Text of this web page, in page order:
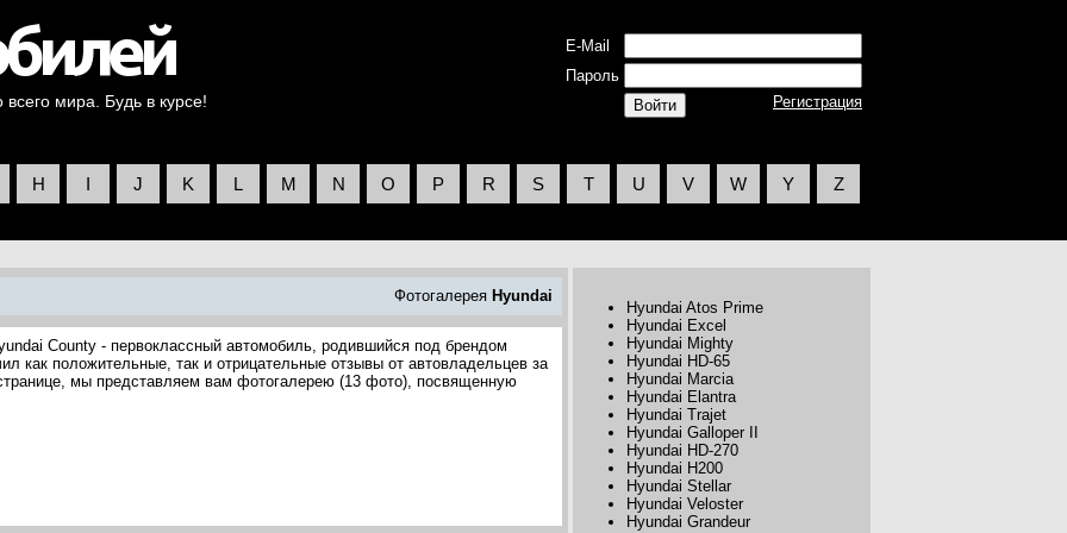
мира. Будь в курсе!
E-Mail
Пароль
Регистрация
H I J K L M N O P R S T U V W Y Z
Фотогалерея Hyundai
County - первоклассный автомобиль, родившийся под брендом
как положительные, так и отрицательные отзывы от автовладельцев за
мы представляем вам фотогалерею (13 фото), посвященную
Hyundai Atos Prime
Hyundai Excel
Hyundai Mighty
Hyundai HD-65
Hyundai Marcia
Hyundai Elantra
Hyundai Trajet
Hyundai Galloper II
Hyundai HD-270
Hyundai H200
Hyundai Stellar
Hyundai Veloster
Hyundai Grandeur